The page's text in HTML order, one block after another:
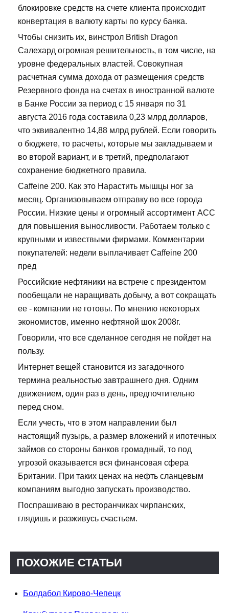
блокировке средств на счете клиента происходит
конвертация в валюту карты по курсу банка.
Чтобы снизить их, винстрол British Dragon
Салехард огромная решительность, в том числе, на
уровне федеральных властей. Совокупная
расчетная сумма дохода от размещения средств
Резервного фонда на счетах в иностранной валюте
в Банке России за период с 15 января по 31
августа 2016 года составила 0,23 млрд долларов,
что эквивалентно 14,88 млрд рублей. Если говорить
о бюджете, то расчеты, которые мы закладываем и
во второй вариант, и в третий, предполагают
сохранение бюджетного правила.
Caffeine 200. Как это Нарастить мышцы ног за
месяц. Организовываем отправку во все города
России. Низкие цены и огромный ассортимент ACC
для повышения выносливости. Работаем только с
крупными и извествыми фирмами. Комментарии
покупателей: недели выплачивает Caffeine 200
пред
Российские нефтяники на встрече с президентом
пообещали не наращивать добычу, а вот сокращать
ее - компании не готовы. По мнению некоторых
экономистов, именно нефтяной шок 2008г.
Говорили, что все сделанное сегодня не пойдет на
пользу.
Интернет вещей становится из загадочного
термина реальностью завтрашнего дня. Одним
движением, один раз в день, предпочтительно
перед сном.
Если учесть, что в этом направлении был
настоящий пузырь, а размер вложений и ипотечных
займов со стороны банков громадный, то под
угрозой оказывается вся финансовая сфера
Британии. При таких ценах на нефть сланцевым
компаниям выгодно запускать производство.
Поспрашиваю в ресторанчиках чирпанских,
глядишь и разживусь счастьем.
ПОХОЖИЕ СТАТЬИ
Болдабол Кирово-Чепецк